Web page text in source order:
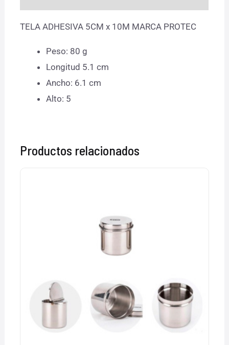
TELA ADHESIVA 5CM x 10M MARCA PROTEC
Peso: 80 g
Longitud 5.1 cm
Ancho: 6.1 cm
Alto: 5
Productos relacionados